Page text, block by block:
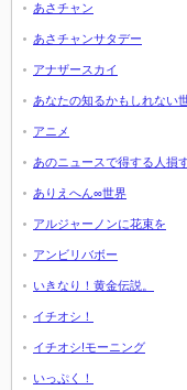
あさチャン
あさチャンサタデー
アナザースカイ
あなたの知るかもしれない
アニメ
あのニュースで得する人損
ありえへん∞世界
アルジャーノンに花束を
アンビリバボー
いきなり！黄金伝説。
イチオシ！
イチオシ!モーニング
いっぷく！